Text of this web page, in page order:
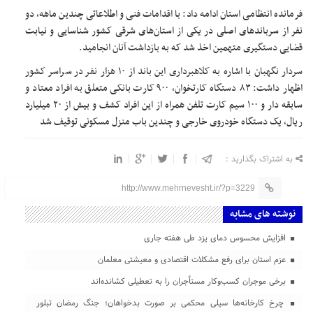
فرمانده انتظامی استان ادامه داد: با اقدامات فنی و اطلاعاتی چندین ماهه، دو
نفر از سرباند‌های اصلی در یکی از استان‌های شرقی کشور شناسایی و نیابت
قضایی دستگیری متهمین اخذ شد که به بازداشت آنان انجامید.
سردار نگهبان با اشاره به کلاهبرداری این باند از ۱۰ هزار نفر در سراسر کشور
اظهار داشت: ۸۳ دستگاه کارتخوان، ۹۰۰ کارت بانکی متعلق به افراد معتاد و
سابقه دار و ۱۰۰ سیم کارت تلفن همراه از این افراد کشف و بیش از ۲۰ میلیارد
ریال، یک دستگاه خودروی خارجی و چندین باب منزل مسکونی توقیف شد
به اشتراک بگذارید :
http://www.mehrnevesht.ir/?p=3229
نوشته های مشابه
افزایش محسوس دمای یزد طی هفته جاری
عزم استان برای رفع مشکلات اقتصادی و معیشتی معلمان
برخی موجران کسب‌وکار مستأجران را به تعطیلی کشانده‌اند
چرخ کارخانه‌ها سیلی محکمی بر صورت بدخواهان؛ جنگ رمضان تبلور